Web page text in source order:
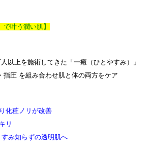
で叶う潤い肌】
以上を施術してきた「一癒（ひとやすみ）」
指圧 を組み合わせ肌と体の両方をケア
化粧ノリが改善
リ
み知らずの透明肌へ